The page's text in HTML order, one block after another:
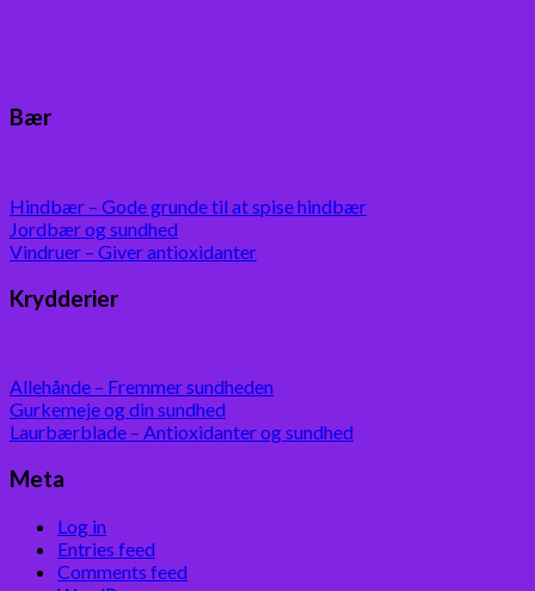
Bær
Hindbær – Gode grunde til at spise hindbær
Jordbær og sundhed
Vindruer – Giver antioxidanter
Krydderier
Allehånde – Fremmer sundheden
Gurkemeje og din sundhed
Laurbærblade – Antioxidanter og sundhed
Meta
Log in
Entries feed
Comments feed